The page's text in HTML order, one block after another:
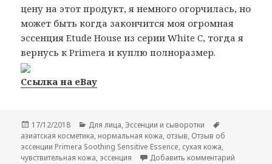
цену на этот продукт, я немного огорчилась, но
может быть когда закончится моя огромная
эссенция Etude House из серии White C, тогда я
вернусь к Primera и куплю полноразмер.
Ссылка на eBay
Опубликовано
17/12/2018 Рубрики
Для лица,Эссенции и сыворотки
азиатская косметика, нормальная кожа, отзыв, Отзыв об
эссенции Primera Soothing Sensitive Essence, сухая кожа,
чувствительная кожа, эссенция Добавить комментарий